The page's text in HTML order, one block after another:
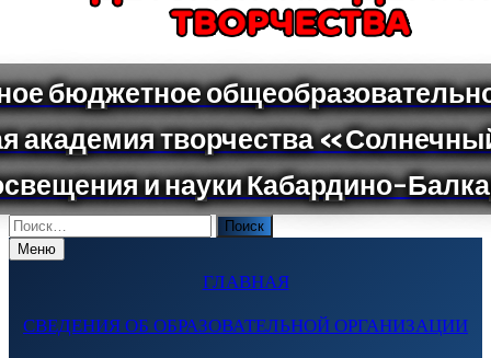
Поиск
по:Меню
ГЛАВНАЯ
СВЕДЕНИЯ ОБ ОБРАЗОВАТЕЛЬНОЙ ОРГАНИЗАЦИИ